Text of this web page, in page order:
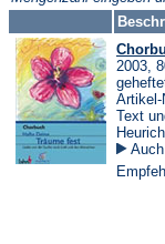
2003,
Artikel-
Text